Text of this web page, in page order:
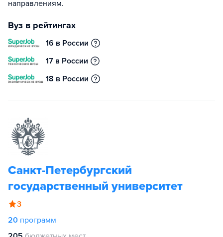
направлениям.
Вуз в рейтингах
16 в России
17 в России
18 в России
Санкт-Петербургский
государственный университет
3
20 программ